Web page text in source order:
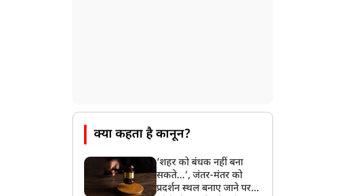
की जिंदा जलकर मौत
क्या कहता है कानून?
‘शहर को बंधक नहीं बना
सकते…’, जंतर-मंतर को
प्रदर्शन स्थल बनाए जाने पर